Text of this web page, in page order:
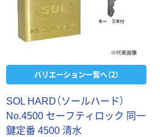
バリエーション一覧へ（2）
SOL HARD（ソールハード）
No.4500 セーフティロック 同一
鍵定番 4500 清水